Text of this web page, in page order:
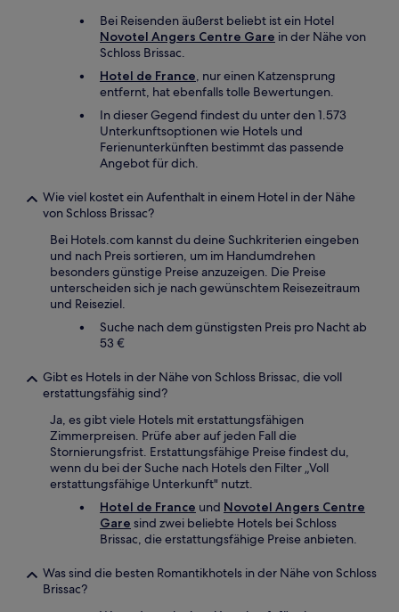
Bei Reisenden äußerst beliebt ist ein Hotel
Novotel Angers Centre Gare in der Nähe von
Schloss Brissac.
Hotel de France, nur einen Katzensprung
entfernt, hat ebenfalls tolle Bewertungen.
In dieser Gegend findest du unter den 1.573
Unterkunftsoptionen wie Hotels und
Ferienunterkünften bestimmt das passende
Angebot für dich.
Wie viel kostet ein Aufenthalt in einem Hotel in der Nähe
von Schloss Brissac?
Bei Hotels.com kannst du deine Suchkriterien eingeben
und nach Preis sortieren, um im Handumdrehen
besonders günstige Preise anzuzeigen. Die Preise
unterscheiden sich je nach gewünschtem Reisezeitraum
und Reiseziel.
Suche nach dem günstigsten Preis pro Nacht ab
53 €
Gibt es Hotels in der Nähe von Schloss Brissac, die voll
erstattungsfähig sind?
Ja, es gibt viele Hotels mit erstattungsfähigen
Zimmerpreisen. Prüfe aber auf jeden Fall die
Stornierungsfrist. Erstattungsfähige Preise findest du,
wenn du bei der Suche nach Hotels den Filter „Voll
erstattungsfähige Unterkunft" nutzt.
Hotel de France und Novotel Angers Centre
Gare sind zwei beliebte Hotels bei Schloss
Brissac, die erstattungsfähige Preise anbieten.
Was sind die besten Romantikhotels in der Nähe von Schloss
Brissac?